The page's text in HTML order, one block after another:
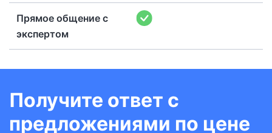
Прямое общение с
экспертом
Получите ответ с
предложениями по цене